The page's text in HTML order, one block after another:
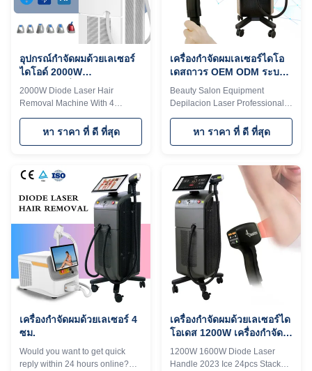
1 all skin type can be used
2.High power: NEW 800W /
1000W/ 1200W / 1600W
input it, which is convenient and
quick. Four wavelengths, best
result for all
อุปกรณ์กําจัดผมด้วยเลเซอร์
ไดโอด์ 2000W
ความยาวคลื่น 4 808nm
755nm 940nm 1064nm
2000W Diode Laser Hair
Removal Machine With 4
Wavelengths 808nm 755nm
940nm And 1064nm High
power 2000W diode laser hair
940nm 1064nm yag laser buy 5
units, get 1 free KM LASER is a
16 year old factory advanced
your imagination!! Sandy 24
hours online, please contact me
3 wavelengths diode laser 755
808 1064nm Titanium hair
removal machine machine Our
Advantages I believe you are a
professional buyer,
หา ราคา ที่ ดี ที่สุด
เครื่องกําจัดผมเลเซอร์ไดโอ
เดสถาวร OEM ODM ระบบ
กําจัดผมเลเซอร์มืออาชีพ
Beauty Salon Equipment
Depilacion Laser Professional
Diode Laser Machine With OEM
ODM Professional 15 years
manufacturer. The 15th year
13485, ROHS, TGA approved
808nm diode laser or Triple
wavelength 755&808&1064nm
for your choice. 600w, 800w,
1000w, 1200w, 1600w optional
No pigmentation. Suitable for
any kind of skin; Suitable for any
kind of skin Safe and Fast.
International Hair Removal
Golden Standard; The optimal
laser wavelength; Long
หา ราคา ที่ ดี ที่สุด
เครื่องกําจัดผมด้วยเลเซอร์ 4
ซม.
Would you want to get quick
reply within 24 hours online?
เครื่องกําจัดผมด้วยเลเซอร์ได
โอเดส 1200W เครื่องกําจัด
ผมด้วยเลเซอร์ไอซ์ไดโอเดส
1200W 1600W Diode Laser
Handle 2023 Ice 24pcs Stack